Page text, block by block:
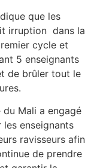
que les
irruption dans la
cycle et
5 enseignants
de brûler tout le
du Mali a engagé
enseignants
ravisseurs afin
de prendre